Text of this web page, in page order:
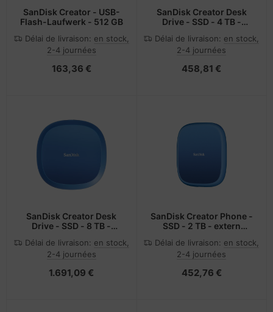
SanDisk Creator - USB-
Flash-Laufwerk - 512 GB
Délai de livraison: en stock,
2-4 journées
163,36 €
SanDisk Creator Desk
Drive - SSD - 4 TB -
Délai de livraison: en stock,
2-4 journées
458,81 €
SanDisk Creator Desk
Drive - SSD - 8 TB -
Délai de livraison: en stock,
2-4 journées
1.691,09 €
SanDisk Creator Phone -
SSD - 2 TB - extern
Délai de livraison: en stock,
2-4 journées
452,76 €